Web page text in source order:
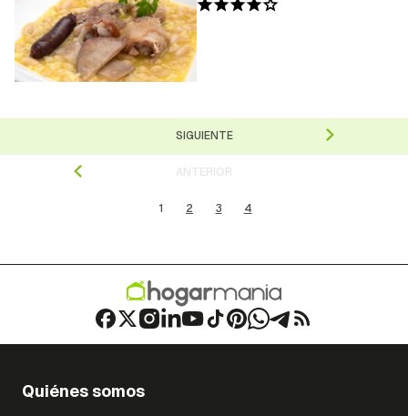
ANTERIOR
1 2 3 4
SIGUIENTE
Quiénes somos